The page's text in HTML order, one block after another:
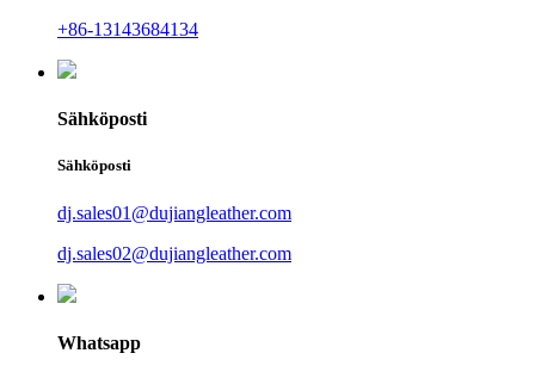
+86-13143684134
Sähköposti
Sähköposti
dj.sales01@dujiangleather.com
dj.sales02@dujiangleather.com
Whatsapp